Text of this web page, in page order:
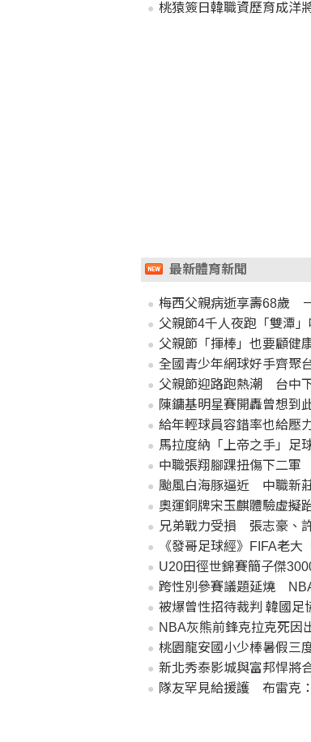
桃猿簽日韓職資歷育成
最新體育新聞
梅西父親病逝享壽68歲
父親節4千人夜跑「雙潭
父親節「揮棒」也要顧健
全國青少年網球好手齊聚
父親節迎路跑熱潮 台中
陳鏞基明星賽開轟曾想到
給年輕球員容錯率也給壓
馬拉度納「上帝之手」
中職張翔腳踝扭傷下二
颱風白海豚逼近 中職新
奧運銅牌宋玉麒體驗虛
兄弟戰力受損 張志豪、
《發哥足球經》FIFA老大
U20田徑世錦賽簡子傑
跨性別參賽議題延燒
被爆曾性招待裁判 韓國足
NBA灰熊前鋒克拉克死
桃園龍安國小少棒暑假三
新北秀泰影城與富邦悍將
隊友罕見給援護 布雷克